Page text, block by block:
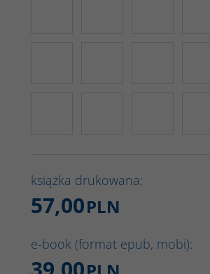
książka drukowana:
57,00PLN
e-book (format epub, mobi):